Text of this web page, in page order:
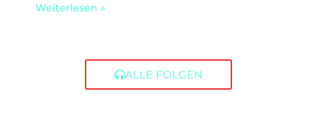
Weiterlesen »
ALLE FOLGEN